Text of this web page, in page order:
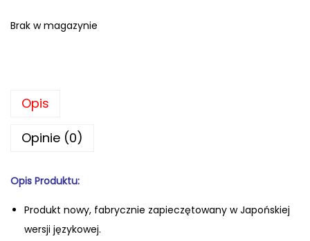
Brak w magazynie
Opis
Opinie (0)
Opis Produktu:
Produkt nowy, fabrycznie zapieczętowany w Japońskiej
wersji językowej.